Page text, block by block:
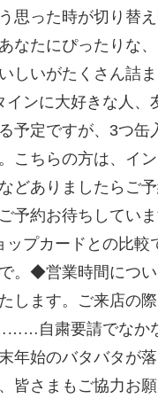
思った時が切り替
なたにぴったりな
しいがたくさん詰
ンに大好きな人
予定ですが、3つ
こちらの方は、イ
どありましたらご
予約お待ちしてい
ップカードとの比
。◆営業時間につ
します。ご来店の
自粛要請でなか
年始のバタバタが
皆さまもご協力お